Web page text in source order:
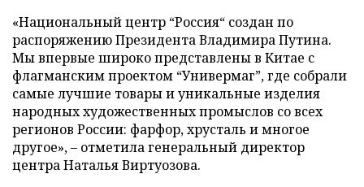
«Национальный центр “Россия“ создан по
распоряжению Президента Владимира Путина.
Мы впервые широко представлены в Китае с
флагманским проектом “Универмаг”, где собрали
самые лучшие товары и уникальные изделия
народных художественных промыслов со всех
регионов России: фарфор, хрусталь и многое
другое», – отметила генеральный директор
центра Наталья Виртуозова.